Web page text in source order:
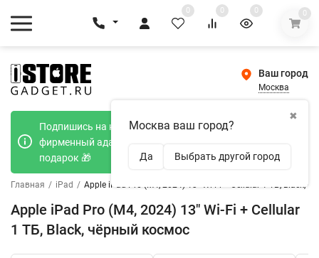
0 0 0 0
Ваш город
Москва
✖
Москва ваш город?
Да Выбрать другой город
Подпишись на наш телеграмм канал и получи
фирменный адаптер Type-C 20W при покупке в
подарок 🎁
Главная / iPad / Apple iPad Pro (M4, 2024) 13" Wi-Fi + Cellular 1 ТБ, Black,
Apple iPad Pro (M4, 2024) 13" Wi-Fi + Cellular
1 ТБ, Black, чёрный космос